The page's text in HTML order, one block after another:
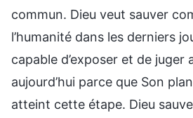
commun. Dieu veut sauver
l’humanité dans les derniers
capable d’exposer et de juger
aujourd’hui parce que Son
atteint cette étape. Dieu